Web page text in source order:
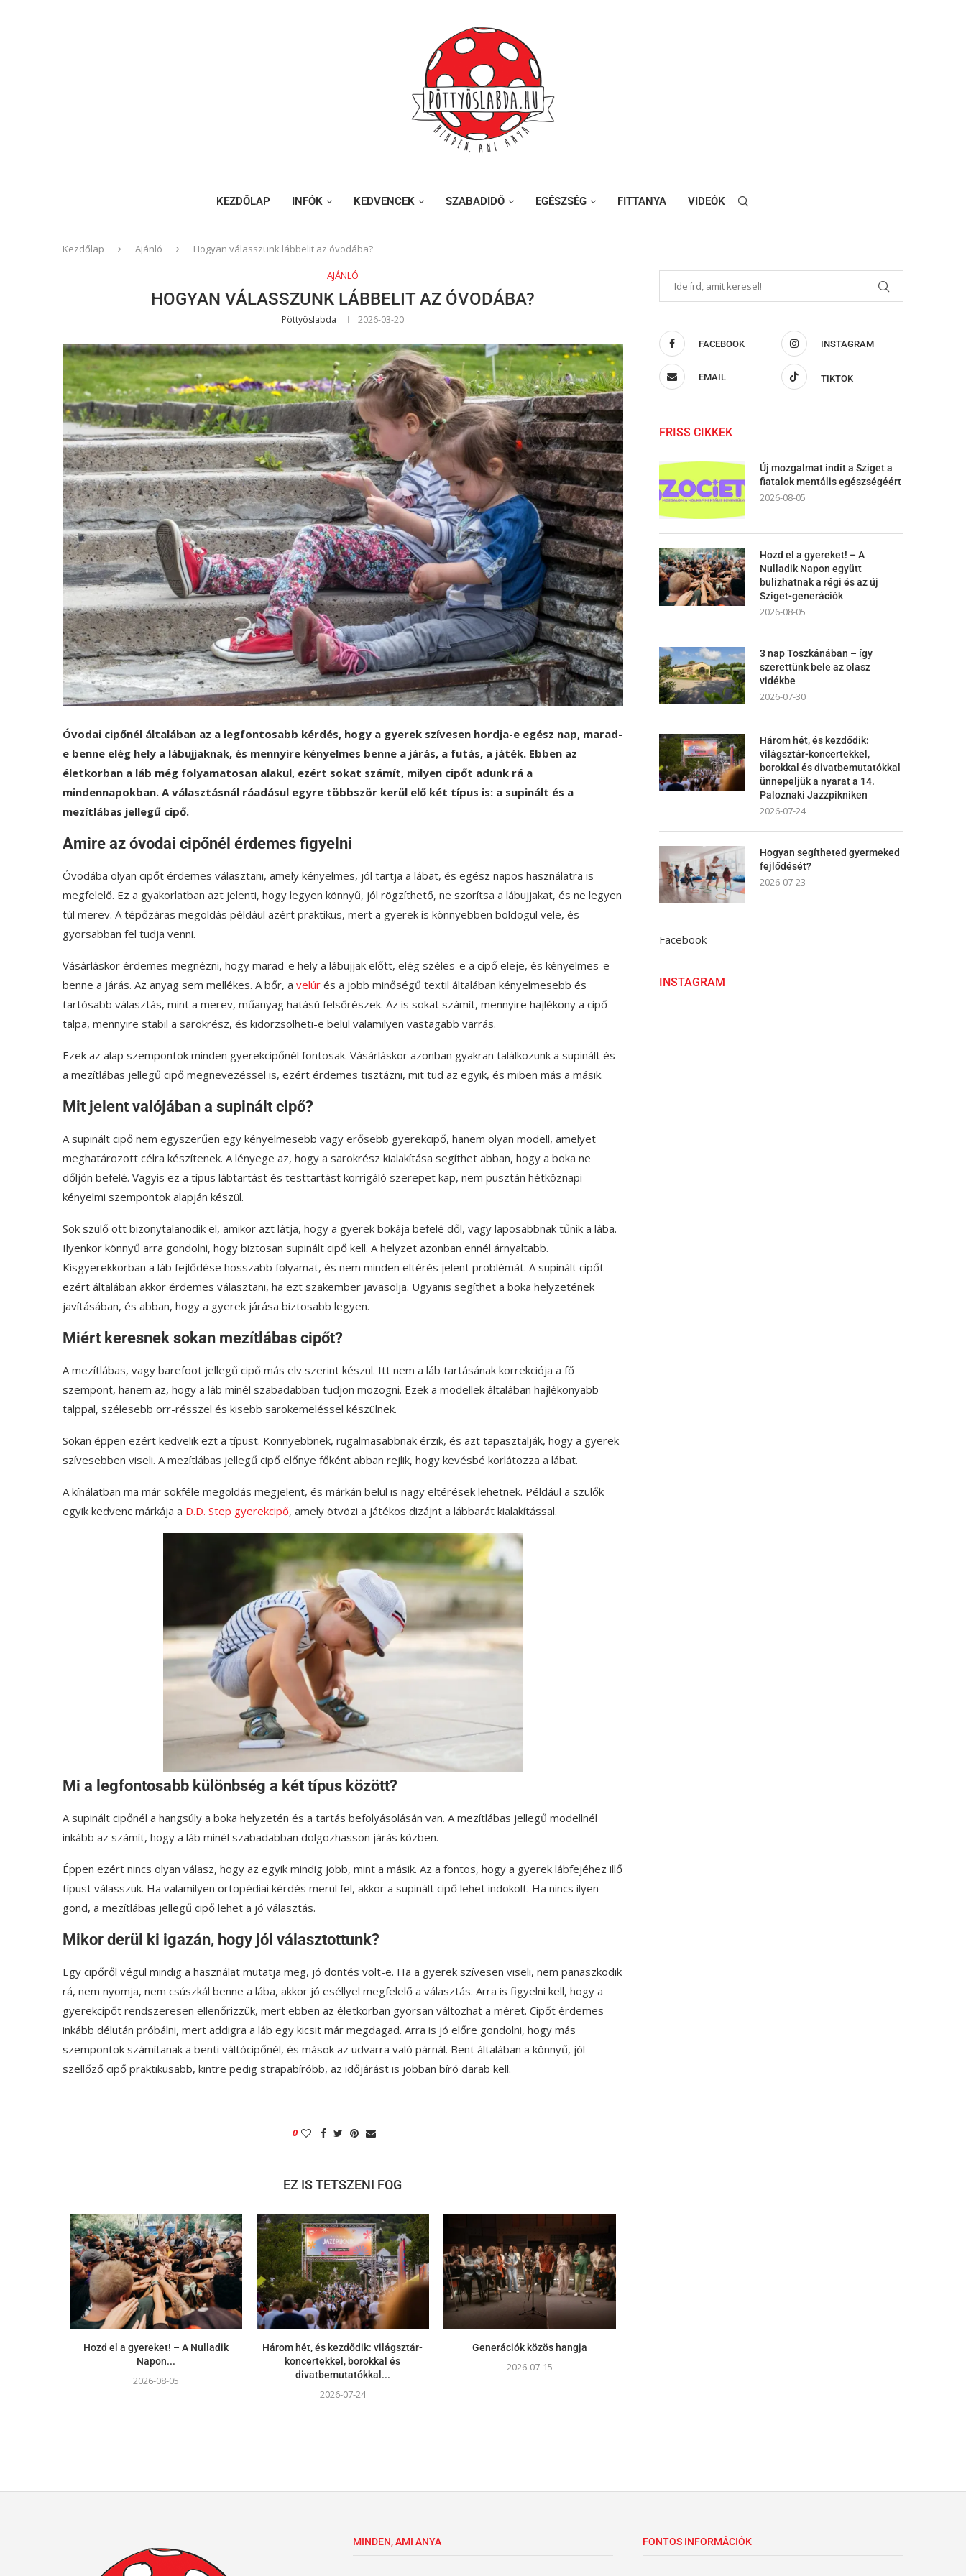
KEZDŐLAP INFÓK KEDVENCEK SZABADIDŐ EGÉSZSÉG FITTANYA VIDEÓK
Kezdőlap Ajánló Hogyan válasszunk lábbelit az óvodába?
AJÁNLÓ
HOGYAN VÁLASSZUNK LÁBBELIT AZ ÓVODÁBA?
Pöttyöslabda 2026-03-20
Óvodai cipőnél általában az a legfontosabb kérdés, hogy a gyerek szívesen hordja-e egész nap, marad-
e benne elég hely a lábujjaknak, és mennyire kényelmes benne a járás, a futás, a játék. Ebben az
életkorban a láb még folyamatosan alakul, ezért sokat számít, milyen cipőt adunk rá a
mindennapokban. A választásnál ráadásul egyre többször kerül elő két típus is: a supinált és a
mezítlábas jellegű cipő.
Amire az óvodai cipőnél érdemes figyelni
Óvodába olyan cipőt érdemes választani, amely kényelmes, jól tartja a lábat, és egész napos használatra is
megfelelő. Ez a gyakorlatban azt jelenti, hogy legyen könnyű, jól rögzíthető, ne szorítsa a lábujjakat, és ne legyen
túl merev. A tépőzáras megoldás például azért praktikus, mert a gyerek is könnyebben boldogul vele, és
gyorsabban fel tudja venni.
Vásárláskor érdemes megnézni, hogy marad-e hely a lábujjak előtt, elég széles-e a cipő eleje, és kényelmes-e
benne a járás. Az anyag sem mellékes. A bőr, a velúr és a jobb minőségű textil általában kényelmesebb és
tartósabb választás, mint a merev, műanyag hatású felsőrészek. Az is sokat számít, mennyire hajlékony a cipő
talpa, mennyire stabil a sarokrész, és kidörzsölheti-e belül valamilyen vastagabb varrás.
Ezek az alap szempontok minden gyerekcipőnél fontosak. Vásárláskor azonban gyakran találkozunk a supinált és
a mezítlábas jellegű cipő megnevezéssel is, ezért érdemes tisztázni, mit tud az egyik, és miben más a másik.
Mit jelent valójában a supinált cipő?
A supinált cipő nem egyszerűen egy kényelmesebb vagy erősebb gyerekcipő, hanem olyan modell, amelyet
meghatározott célra készítenek. A lényege az, hogy a sarokrész kialakítása segíthet abban, hogy a boka ne
dőljön befelé. Vagyis ez a típus lábtartást és testtartást korrigáló szerepet kap, nem pusztán hétköznapi
kényelmi szempontok alapján készül.
Sok szülő ott bizonytalanodik el, amikor azt látja, hogy a gyerek bokája befelé dől, vagy laposabbnak tűnik a lába.
Ilyenkor könnyű arra gondolni, hogy biztosan supinált cipő kell. A helyzet azonban ennél árnyaltabb.
Kisgyerekkorban a láb fejlődése hosszabb folyamat, és nem minden eltérés jelent problémát. A supinált cipőt
ezért általában akkor érdemes választani, ha ezt szakember javasolja. Ugyanis segíthet a boka helyzetének
javításában, és abban, hogy a gyerek járása biztosabb legyen.
Miért keresnek sokan mezítlábas cipőt?
A mezítlábas, vagy barefoot jellegű cipő más elv szerint készül. Itt nem a láb tartásának korrekciója a fő
szempont, hanem az, hogy a láb minél szabadabban tudjon mozogni. Ezek a modellek általában hajlékonyabb
talppal, szélesebb orr-résszel és kisebb sarokemeléssel készülnek.
Sokan éppen ezért kedvelik ezt a típust. Könnyebbnek, rugalmasabbnak érzik, és azt tapasztalják, hogy a gyerek
szívesebben viseli. A mezítlábas jellegű cipő előnye főként abban rejlik, hogy kevésbé korlátozza a lábat.
A kínálatban ma már sokféle megoldás megjelent, és márkán belül is nagy eltérések lehetnek. Például a szülők
egyik kedvenc márkája a D.D. Step gyerekcipő, amely ötvözi a játékos dizájnt a lábbarát kialakítással.
Mi a legfontosabb különbség a két típus között?
A supinált cipőnél a hangsúly a boka helyzetén és a tartás befolyásolásán van. A mezítlábas jellegű modellnél
inkább az számít, hogy a láb minél szabadabban dolgozhasson járás közben.
Éppen ezért nincs olyan válasz, hogy az egyik mindig jobb, mint a másik. Az a fontos, hogy a gyerek lábfejéhez illő
típust válasszuk. Ha valamilyen ortopédiai kérdés merül fel, akkor a supinált cipő lehet indokolt. Ha nincs ilyen
gond, a mezítlábas jellegű cipő lehet a jó választás.
Mikor derül ki igazán, hogy jól választottunk?
Egy cipőről végül mindig a használat mutatja meg, jó döntés volt-e. Ha a gyerek szívesen viseli, nem panaszkodik
rá, nem nyomja, nem csúszkál benne a lába, akkor jó eséllyel megfelelő a választás. Arra is figyelni kell, hogy a
gyerekcipőt rendszeresen ellenőrizzük, mert ebben az életkorban gyorsan változhat a méret. Cipőt érdemes
inkább délután próbálni, mert addigra a láb egy kicsit már megdagad. Arra is jó előre gondolni, hogy más
szempontok számítanak a benti váltócipőnél, és mások az udvarra való párnál. Bent általában a könnyű, jól
szellőző cipő praktikusabb, kintre pedig strapabíróbb, az időjárást is jobban bíró darab kell.
0
EZ IS TETSZENI FOG
Hozd el a gyereket! – A Nulladik
Napon...
2026-08-05
Három hét, és kezdődik: világsztár-
koncertekkel, borokkal és
divatbemutatókkal...
2026-07-24
Generációk közös hangja
2026-07-15
FACEBOOK INSTAGRAM
EMAIL TIKTOK
FRISS CIKKEK
Új mozgalmat indít a Sziget a
fiatalok mentális egészségéért
2026-08-05
Hozd el a gyereket! – A
Nulladik Napon együtt
bulizhatnak a régi és az új
Sziget-generációk
2026-08-05
3 nap Toszkánában – így
szerettünk bele az olasz
vidékbe
2026-07-30
Három hét, és kezdődik:
világsztár-koncertekkel,
borokkal és divatbemutatókkal
ünnepeljük a nyarat a 14.
Paloznaki Jazzpikniken
2026-07-24
Hogyan segítheted gyermeked
fejlődését?
2026-07-23
Facebook
INSTAGRAM
MINDEN, AMI ANYA FONTOS INFORMÁCIÓK